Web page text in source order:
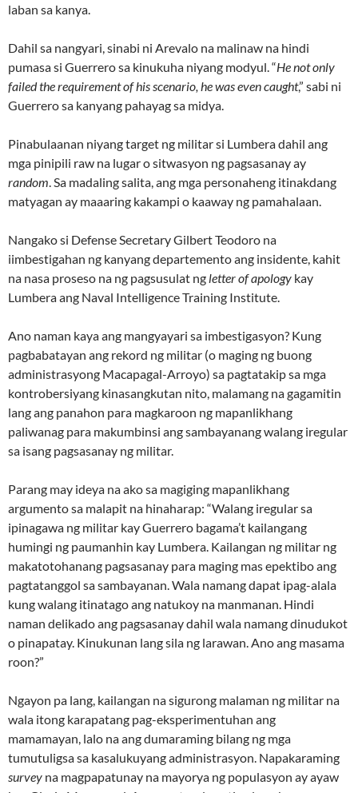
laban sa kanya.
Dahil sa nangyari, sinabi ni Arevalo na malinaw na hindi
pumasa si Guerrero sa kinukuha niyang modyul. “He not only
failed the requirement of his scenario, he was even caught,” sabi ni
Guerrero sa kanyang pahayag sa midya.
Pinabulaanan niyang target ng militar si Lumbera dahil ang
mga pinipili raw na lugar o sitwasyon ng pagsasanay ay
random. Sa madaling salita, ang mga personaheng itinakdang
matyagan ay maaaring kakampi o kaaway ng pamahalaan.
Nangako si Defense Secretary Gilbert Teodoro na
iimbestigahan ng kanyang departemento ang insidente, kahit
na nasa proseso na ng pagsusulat ng letter of apology kay
Lumbera ang Naval Intelligence Training Institute.
Ano naman kaya ang mangyayari sa imbestigasyon? Kung
pagbabatayan ang rekord ng militar (o maging ng buong
administrasyong Macapagal-Arroyo) sa pagtatakip sa mga
kontrobersiyang kinasangkutan nito, malamang na gagamitin
lang ang panahon para magkaroon ng mapanlikhang
paliwanag para makumbinsi ang sambayanang walang iregular
sa isang pagsasanay ng militar.
Parang may ideya na ako sa magiging mapanlikhang
argumento sa malapit na hinaharap: “Walang iregular sa
ipinagawa ng militar kay Guerrero bagama’t kailangang
humingi ng paumanhin kay Lumbera. Kailangan ng militar ng
makatotohanang pagsasanay para maging mas epektibo ang
pagtatanggol sa sambayanan. Wala namang dapat ipag-alala
kung walang itinatago ang natukoy na manmanan. Hindi
naman delikado ang pagsasanay dahil wala namang dinudukot
o pinapatay. Kinukunan lang sila ng larawan. Ano ang masama
roon?”
Ngayon pa lang, kailangan na sigurong malaman ng militar na
wala itong karapatang pag-eksperimentuhan ang
mamamayan, lalo na ang dumaraming bilang ng mga
tumutuligsa sa kasalukuyang administrasyon. Napakaraming
survey na magpapatunay na mayorya ng populasyon ay ayaw